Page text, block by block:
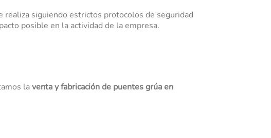
realiza siguiendo estrictos protocolos de seguridad
posible en la actividad de la empresa.
laventa y fabricación de puentes grúa en